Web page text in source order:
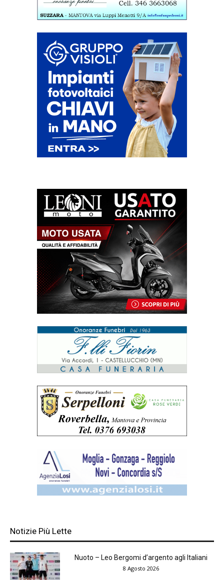
Notizie Più Lette
Nuoto – Leo Bergomi d’argento agli Italiani
8 Agosto 2026